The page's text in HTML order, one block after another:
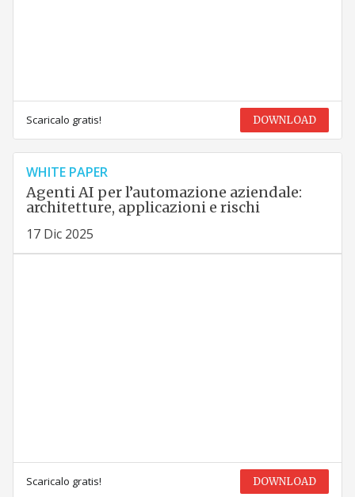
Scaricalo gratis! DOWNLOAD
WHITE PAPER
Agenti AI per l’automazione aziendale:
architetture, applicazioni e rischi
17 Dic 2025
Scaricalo gratis! DOWNLOAD